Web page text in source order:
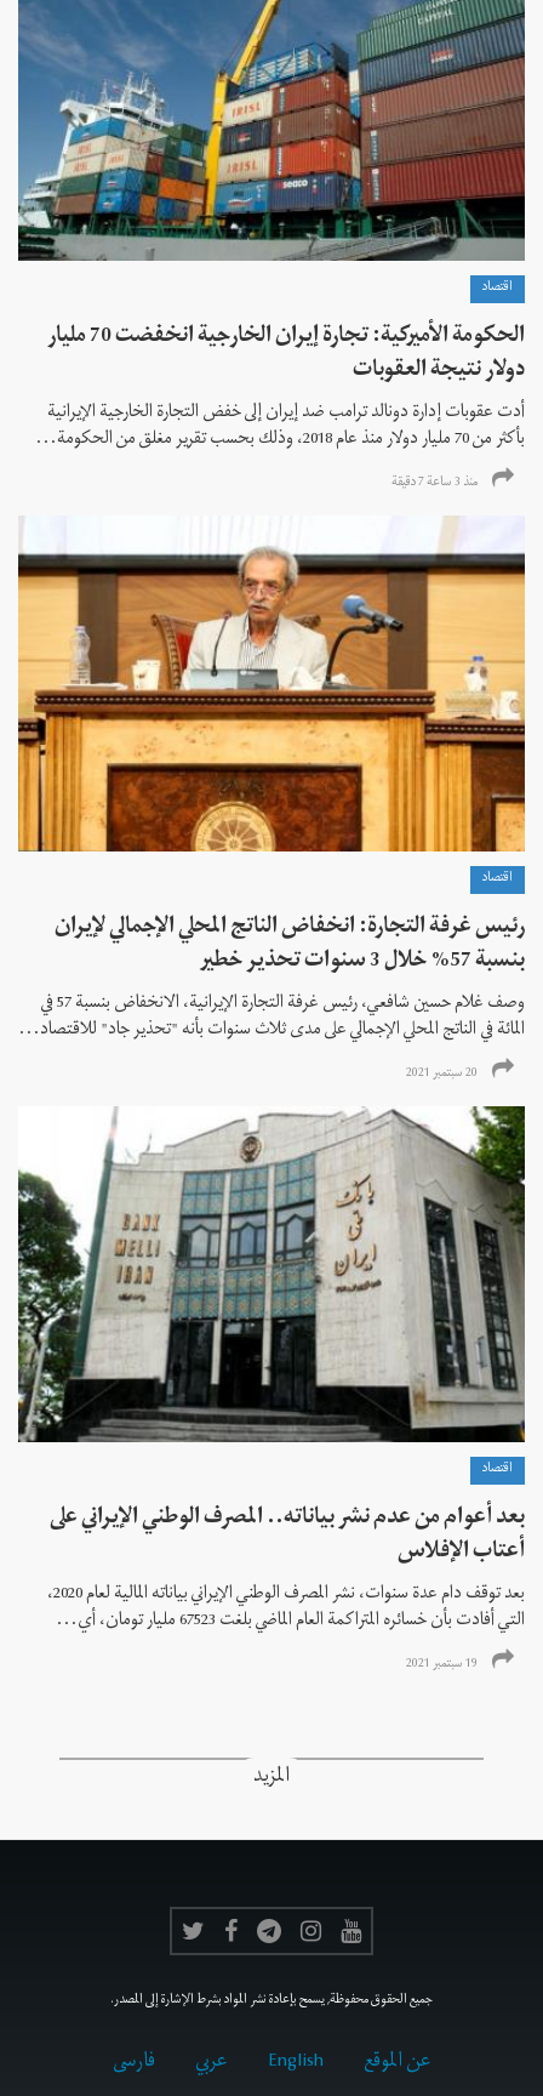
اقتصاد
الحكومة الأميركية: تجارة إيران الخارجية انخفضت 70 مليار
دولار نتيجة العقوبات
أدت عقوبات إدارة دونالد ترامب ضد إيران إلى خفض التجارة الخارجية الإيرانية
بأكثر من 70 مليار دولار منذ عام 2018، وذلك بحسب تقرير مغلق من الحكومة...
منذ 3 ساعة 7 دقیقة
اقتصاد
رئيس غرفة التجارة: انخفاض الناتج المحلي الإجمالي لإيران
بنسبة 57% خلال 3 سنوات تحذير خطير
وصف غلام حسين شافعي، رئيس غرفة التجارة الإيرانية، الانخفاض بنسبة 57 في
المائة في الناتج المحلي الإجمالي على مدى ثلاث سنوات بأنه "تحذير جاد" للاقتصاد...
20 سبتمبر 2021
اقتصاد
بعد أعوام من عدم نشر بياناته.. المصرف الوطني الإيراني على
أعتاب الإفلاس
بعد توقف دام عدة سنوات، نشر المصرف الوطني الإيراني بياناته المالية لعام 2020،
التي أفادت بأن خسائره المتراكمة العام الماضي بلغت 67523 مليار تومان، أي...
19 سبتمبر 2021
المزيد
جميع الحقوق محفوظة, يسمح بإعادة نشر المواد بشرط الإشارة إلى المصدر.
عن الموقع English عربي فارسى